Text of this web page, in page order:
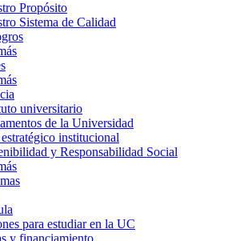
Propósito
Sistema de Calidad
universitario
de la Universidad
institucional
y Responsabilidad Social
para estudiar en la UC
y financiamiento